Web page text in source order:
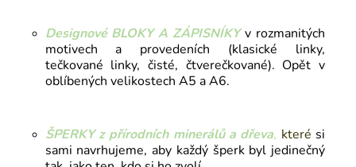
Designové BLOKY A ZÁPISNÍKYv rozmanitých
motivech a provedeních (klasické linky,
tečkované linky, čisté, čtverečkované). Opět v
oblíbených velikostech A5 a A6.
ŠPERKY z přírodních minerálů a dřeva, které si
sami navrhujeme, aby každý šperk byl jedinečný